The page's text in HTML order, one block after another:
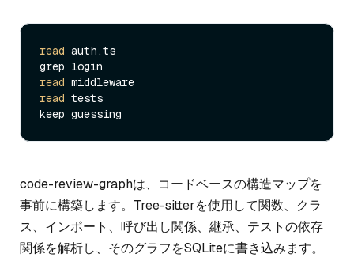
read auth.ts
read
read tests
code-review-graphは、コードベースの構造マップを
事前に構築します。Tree-sitterを使用して関数、クラ
ス、インポート、呼び出し関係、継承、テストの依存
関係を解析し、そのグラフをSQLiteに書き込みます。